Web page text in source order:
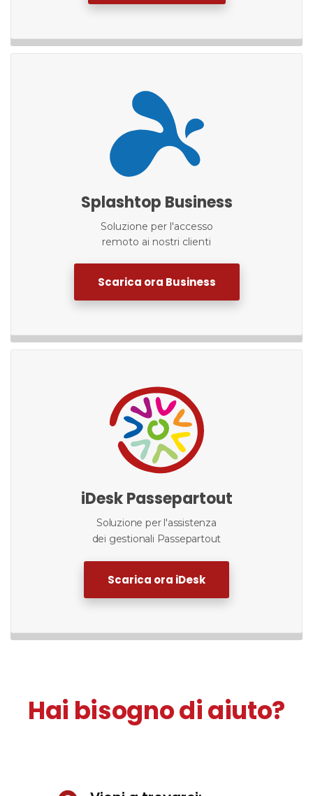
Splashtop Business
Soluzione per l'accesso
remoto ai nostri clienti
Scarica ora Business
iDesk Passepartout
Soluzione per l'assistenza
dei gestionali Passepartout
Scarica ora iDesk
Hai bisogno di aiuto?